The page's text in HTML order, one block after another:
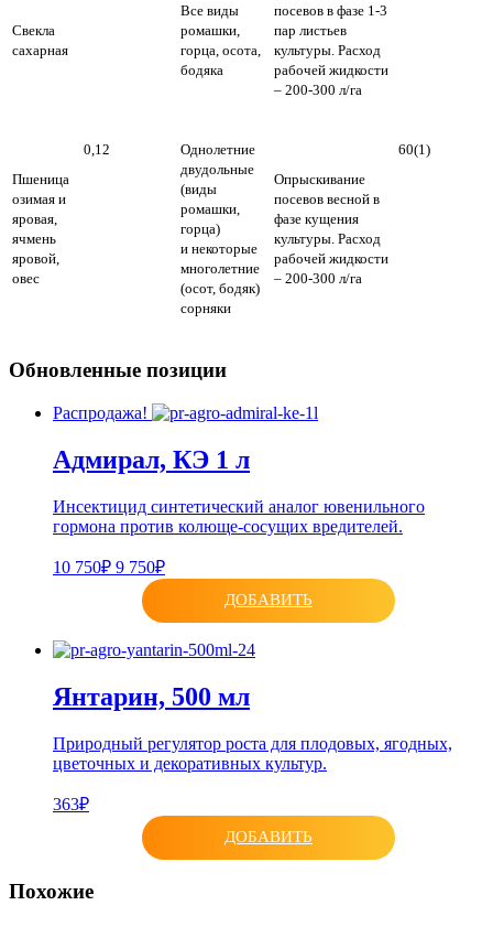
Свекла
сахарная
0,12
Все виды
ромашки,
горца, осота,
бодяка
посевов в фазе 1-3
пар листьев
культуры. Расход
рабочей жидкости
– 200-300 л/га
60(1)
Пшеница
озимая и
яровая,
ячмень
яровой,
овес
Однолетние
двудольные
(виды
ромашки,
горца)
и некоторые
многолетние
(осот, бодяк)
сорняки
Опрыскивание
посевов весной в
фазе кущения
культуры. Расход
рабочей жидкости
– 200-300 л/га
Обновленные позиции
Распродажа!
Адмирал, КЭ 1 л
Инсектицид синтетический аналог ювенильного
гормона против колюще-сосущих вредителей.
10 750₽ 9 750₽
ДОБАВИТЬ
Янтарин, 500 мл
Природный регулятор роста для плодовых, ягодных,
цветочных и декоративных культур.
363₽
ДОБАВИТЬ
Похожие